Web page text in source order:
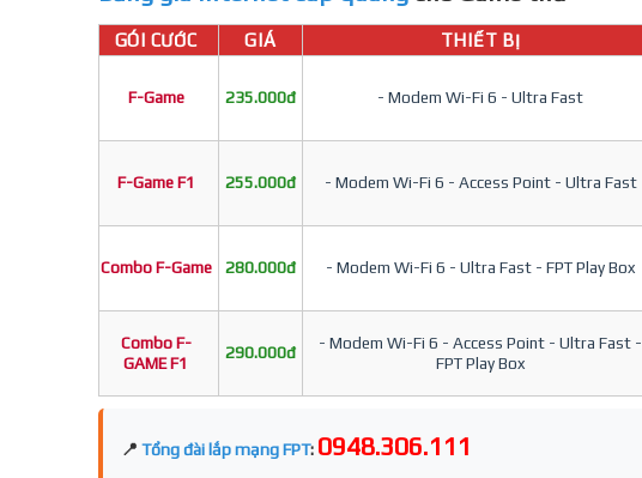
GÓI CƯỚC GIÁ THIẾT BỊ
F-Game 235.000đ - Modem Wi-Fi 6 - Ultra Fast
F-Game F1 255.000đ - Modem Wi-Fi 6 - Access Point - Ultra Fast
Combo F-Game 280.000đ - Modem Wi-Fi 6 - Ultra Fast - FPT Play Box
Combo F-
GAME F1
290.000đ
- Modem Wi-Fi 6 - Access Point - Ultra Fast -
FPT Play Box
📍 Tổng đài lắp mạng FPT: 0948.306.111